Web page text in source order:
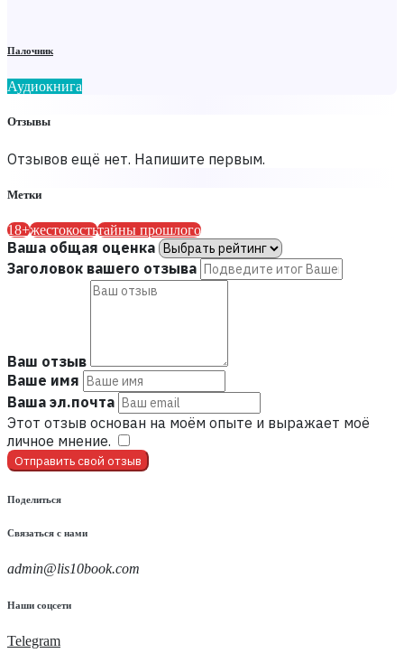
Палочник
Аудиокнига
Отзывы
Отзывов ещё нет. Напишите первым.
Метки
18+жестокостьтайны прошлого
Ваша общая оценка
Заголовок вашего отзыва
Ваш отзыв
Ваше имя
Ваша эл.почта
Этот отзыв основан на моём опыте и выражает моё
личное мнение.
Отправить свой отзыв
Поделиться
Связаться с нами
admin@lis10book.com
Наши соцсети
Telegram